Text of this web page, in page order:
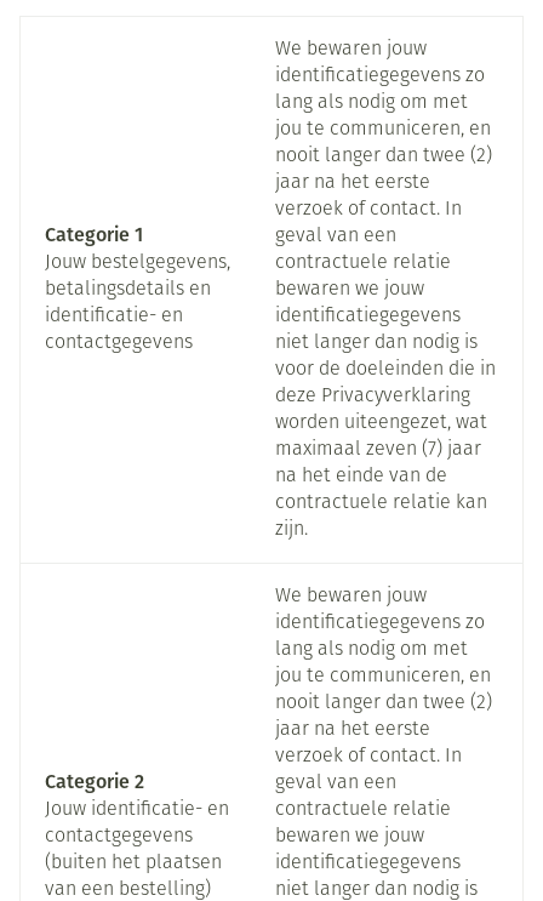
Categorie 1
Jouw bestelgegevens,
betalingsdetails en
identificatie- en
contactgegevens
We bewaren jouw
identificatiegegevens zo
lang als nodig om met
jou te communiceren, en
nooit langer dan twee (2)
jaar na het eerste
verzoek of contact. In
geval van een
contractuele relatie
bewaren we jouw
identificatiegegevens
niet langer dan nodig is
voor de doeleinden die in
deze Privacyverklaring
worden uiteengezet, wat
maximaal zeven (7) jaar
na het einde van de
contractuele relatie kan
zijn.
Categorie 2
Jouw identificatie- en
contactgegevens
(buiten het plaatsen
van een bestelling)
We bewaren jouw
identificatiegegevens zo
lang als nodig om met
jou te communiceren, en
nooit langer dan twee (2)
jaar na het eerste
verzoek of contact. In
geval van een
contractuele relatie
bewaren we jouw
identificatiegegevens
niet langer dan nodig is